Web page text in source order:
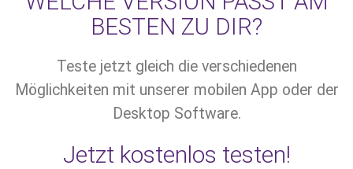
BESTEN ZU DIR?
Teste jetzt gleich die verschiedenen
Möglichkeiten mit unserer mobilen App oder der
Desktop Software.
Jetzt kostenlos testen!